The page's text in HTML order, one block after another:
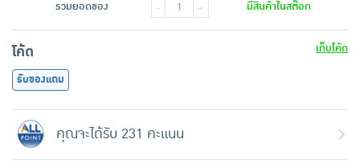
รวมยอดของ - + มีสินค้าในสต๊อก
โค้ด
เก็บโค้ด
รับของแถม
คุณจะได้รับ 231 คะแนน